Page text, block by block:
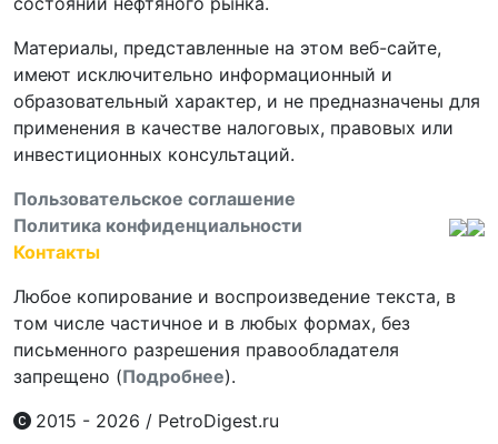
Материалы, представленные на этом веб-сайте,
имеют исключительно информационный и
образовательный характер, и не предназначены для
применения в качестве налоговых, правовых или
инвестиционных консультаций.
Пользовательское соглашение
Политика конфиденциальности
Контакты
Любое копирование и воспроизведение текста, в
том числе частичное и в любых формах, без
письменного разрешения правообладателя
запрещено (Подробнее).
2015 - 2026 / PetroDigest.ru